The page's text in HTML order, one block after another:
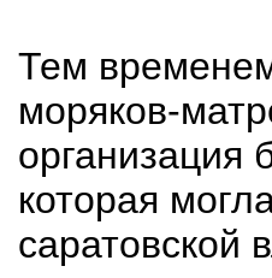
Тем
моряков-
организация
которая
саратовской